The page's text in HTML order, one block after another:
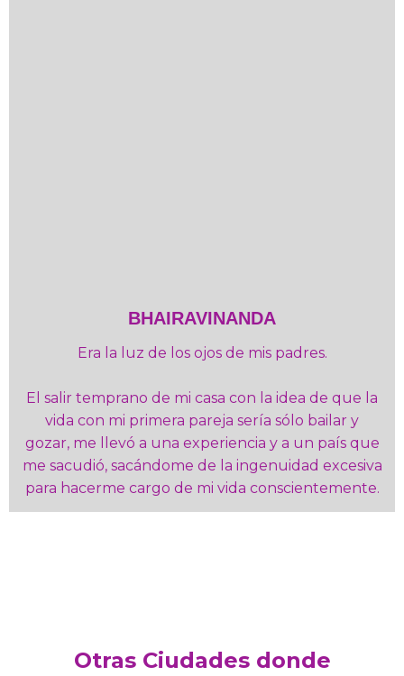
BHAIRAVINANDA
Era la luz de los ojos de mis padres.
El salir temprano de mi casa con la idea de que la
vida con mi primera pareja sería sólo bailar y
gozar, me llevó a una experiencia y a un país que
me sacudió, sacándome de la ingenuidad excesiva
para hacerme cargo de mi vida conscientemente.
Otras Ciudades donde